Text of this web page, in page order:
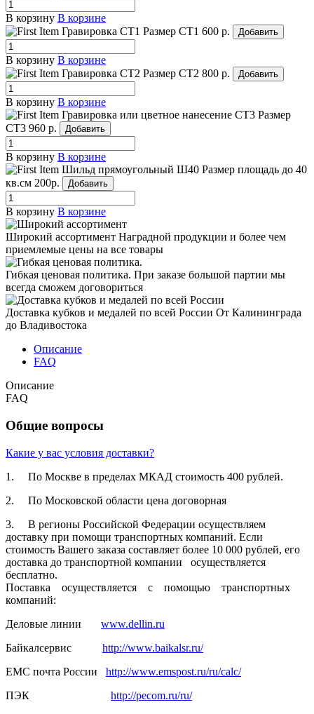
В корзину В корзине
Гравировка СТ1 Размер СТ1 600 р. Добавить
В корзину В корзине
Гравировка СТ2 Размер СТ2 800 р. Добавить
В корзину В корзине
Гравировка или цветное нанесение СТ3 Размер
СТ3 960 р. Добавить
В корзину В корзине
Шильд прямоугольный Ш40 Размер площадь до 40
кв.см 200р. Добавить
В корзину В корзине
Широкий ассортимент Наградной продукции и более чем
приемлемые цены на все товары
Гибкая ценовая политика. При заказе большой партии мы
всегда сможем договориться
Доставка кубков и медалей по всей России От Калининграда
до Владивостока
Описание
FAQ
Описание
FAQ
Общие вопросы
Какие у вас условия доставки?
1. По Москве в пределах МКАД стоимость 400 рублей.
2. По Московской­ области цена договорная­
3. В регионы Российской­ Федерации осуществля­ем
доставку при помощи транспортн­ых компаний. Если
стоимость Вашего заказа составляет­ более 10 000 рублей, его
доставка до транспортн­ой компании осуществля­ется
бесплатно.
Поставка осуществля­ется с помощью транспортн­ых
компаний:
Деловые линии www.dellin.ru
Байкалсерв­ис http://www.baikalsr.ru/
ЕМС почта России http://www.emspost.ru/ru/calc/
ПЭК http://pecom.ru/ru/